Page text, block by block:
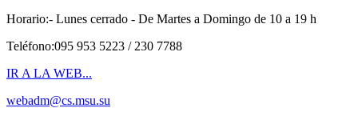
Horario:- Lunes cerrado - De Martes a Domingo de 10 a 19 h
Teléfono:095 953 5223 / 230 7788
IR A LA WEB...
webadm@cs.msu.su